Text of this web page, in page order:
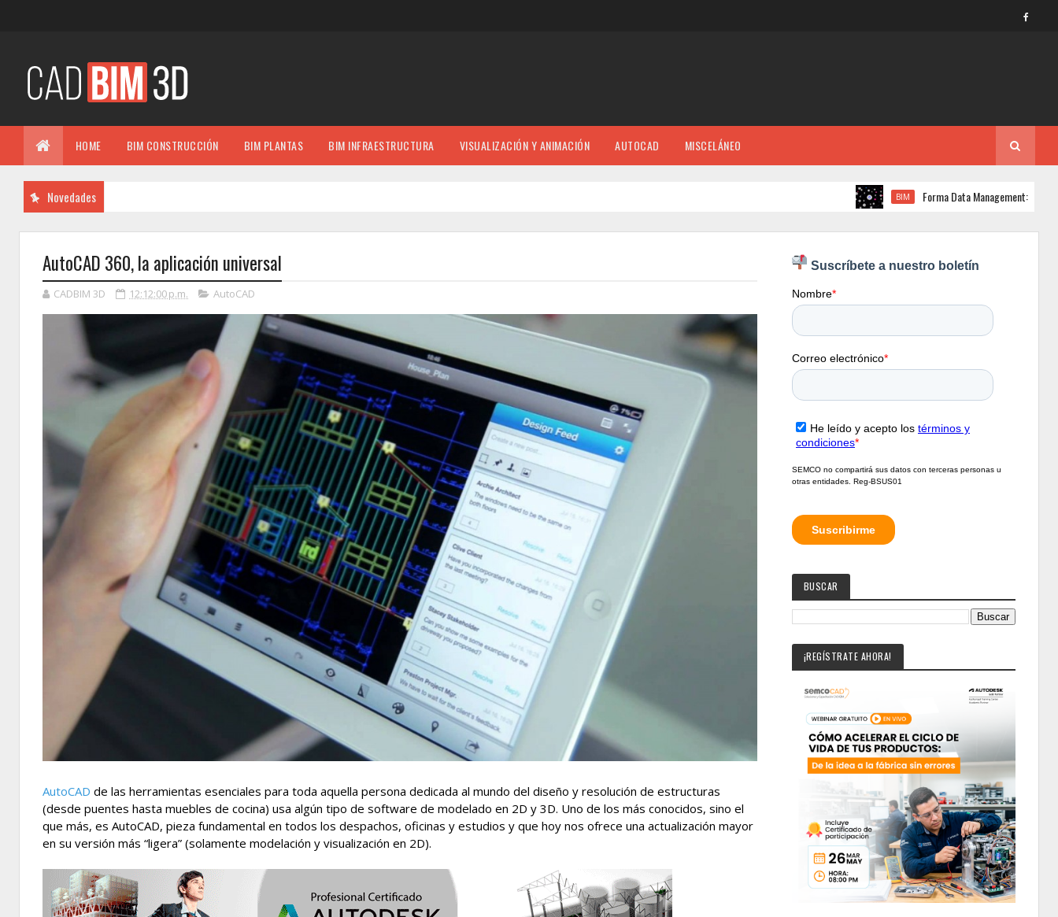
HOME BIM CONSTRUCCIÓN BIM PLANTAS BIM INFRAESTRUCTURA VISUALIZACIÓN Y ANIMACIÓN AUTOCAD MISCELÁNEO
Novedades BIM Forma Data Management: La plataforma
AutoCAD 360, la aplicación universal
CADBIM 3D 12:12:00 p.m. AutoCAD
AutoCAD de las herramientas esenciales para toda aquella persona dedicada al mundo del diseño y resolución de estructuras
(desde puentes hasta muebles de cocina) usa algún tipo de software de modelado en 2D y 3D. Uno de los más conocidos, sino el
que más, es AutoCAD, pieza fundamental en todos los despachos, oficinas y estudios y que hoy nos ofrece una actualización mayor
en su versión más “ligera” (solamente modelación y visualización en 2D).
BUSCAR
¡REGÍSTRATE AHORA!